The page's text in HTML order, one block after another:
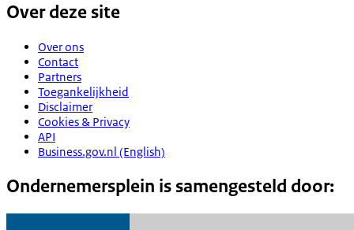
Over deze site
Over ons
Contact
Partners
Toegankelijkheid
Disclaimer
Cookies & Privacy
API
Business.gov.nl (English)
Ondernemersplein is samengesteld door: